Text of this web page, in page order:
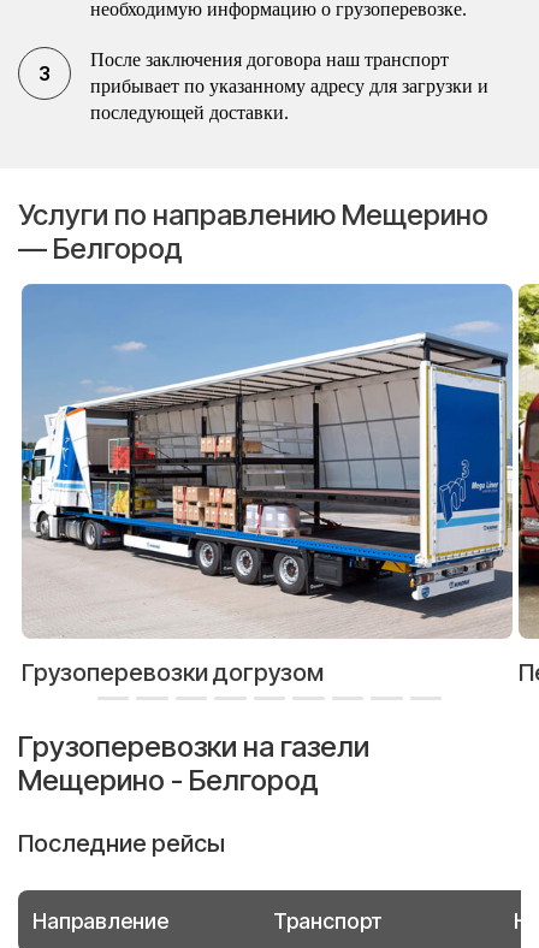
необходимую информацию о грузоперевозке.
После заключения договора наш транспорт
прибывает по указанному адресу для загрузки и
последующей доставки.
Услуги по направлению Мещерино
— Белгород
Грузоперевозки догрузом
Грузоперевозки на газели
Мещерино - Белгород
Последние рейсы
Направление Транспорт